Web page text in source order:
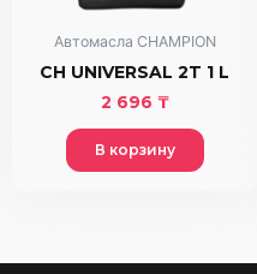
Автомасла CHAMPION
CH UNIVERSAL 2T 1 L
2 696 ₸
В корзину